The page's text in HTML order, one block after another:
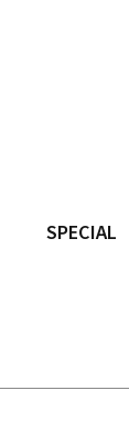
SPECIAL